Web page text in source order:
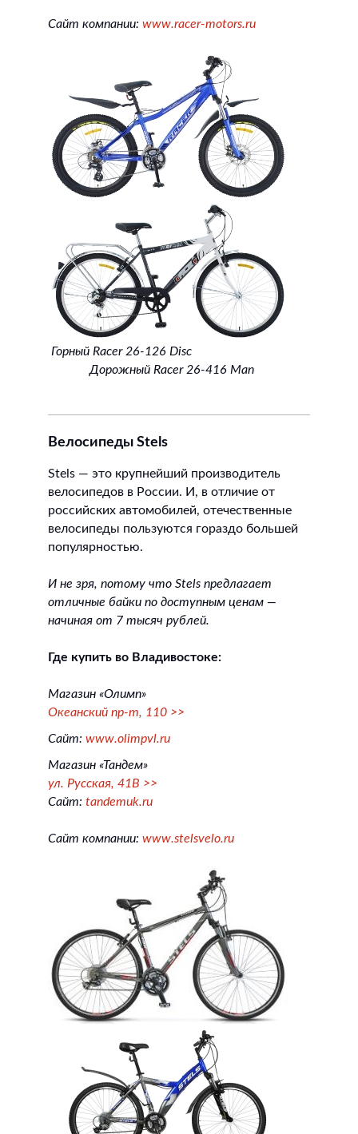
Сайт компании: www.racer-motors.ru
Горный Racer 26-126 Disc
Дорожный Racer 26-416 Man
Велосипеды Stels
Stels — это крупнейший производитель
велосипедов в России. И, в отличие от
российских автомобилей, отечественные
велосипеды пользуются гораздо большей
популярностью.
И не зря, потому что Stels предлагает
отличные байки по доступным ценам —
начиная от 7 тысяч рублей.
Где купить во Владивостоке:
Магазин «Олимп»
Океанский пр-т, 110 >>
Сайт: www.olimpvl.ru
Магазин «Тандем»
ул. Русская, 41В >>
Сайт: tandemuk.ru
Сайт компании: www.stelsvelo.ru